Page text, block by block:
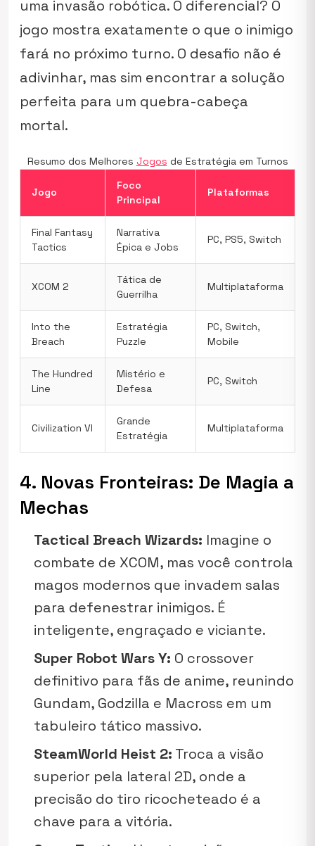
uma invasão robótica. O diferencial? O
jogo mostra exatamente o que o inimigo
fará no próximo turno. O desafio não é
adivinhar, mas sim encontrar a solução
perfeita para um quebra-cabeça
mortal.
Resumo dos Melhores Jogos de Estratégia em Turnos
Jogo
Foco
Principal
Plataformas
Final Fantasy
Tactics
Narrativa
Épica e Jobs
PC, PS5, Switch
XCOM 2
Tática de
Guerrilha
Multiplataforma
Into the
Breach
Estratégia
Puzzle
PC, Switch,
Mobile
The Hundred
Line
Mistério e
Defesa
PC, Switch
Civilization VI
Grande
Estratégia
Multiplataforma
4. Novas Fronteiras: De Magia a
Mechas
Tactical Breach Wizards: Imagine o
combate de XCOM, mas você controla
magos modernos que invadem salas
para defenestrar inimigos. É
inteligente, engraçado e viciante.
Super Robot Wars Y: O crossover
definitivo para fãs de anime, reunindo
Gundam, Godzilla e Macross em um
tabuleiro tático massivo.
SteamWorld Heist 2: Troca a visão
superior pela lateral 2D, onde a
precisão do tiro ricocheteado é a
chave para a vitória.